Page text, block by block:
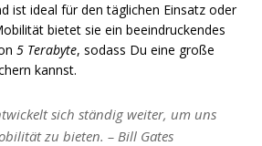
ist ideal für den täglichen Einsatz oder
bietet sie ein beeindruckendes
5 Terabyte, sodass Du eine große
kannst.
sich ständig weiter, um uns
zu bieten. – Bill Gates